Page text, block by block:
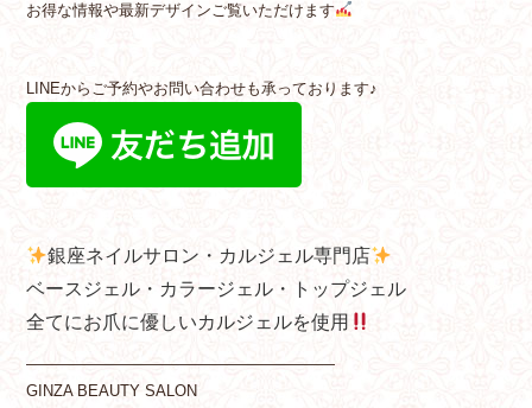
お得な情報や最新デザインご覧いただけます
LINEからご予約やお問い合わせも承っております♪
銀座ネイルサロン・カルジェル専門店
ベースジェル・カラージェル・トップジェル
全てにお爪に優しいカルジェルを使用
————————————————————
GINZA BEAUTY SALON